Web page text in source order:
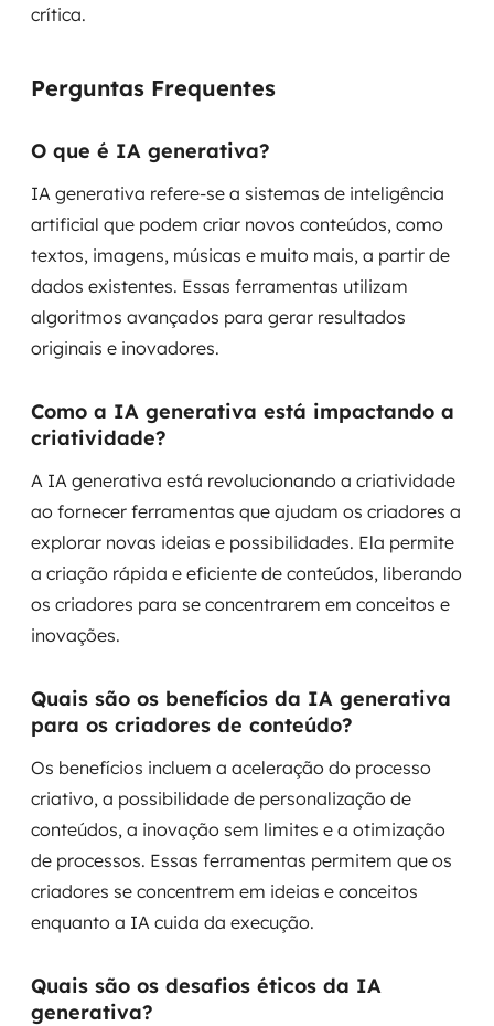
crítica.
Perguntas Frequentes
O que é IA generativa?
IA generativa refere-se a sistemas de inteligência
artificial que podem criar novos conteúdos, como
textos, imagens, músicas e muito mais, a partir de
dados existentes. Essas ferramentas utilizam
algoritmos avançados para gerar resultados
originais e inovadores.
Como a IA generativa está impactando a
criatividade?
A IA generativa está revolucionando a criatividade
ao fornecer ferramentas que ajudam os criadores a
explorar novas ideias e possibilidades. Ela permite
a criação rápida e eficiente de conteúdos, liberando
os criadores para se concentrarem em conceitos e
inovações.
Quais são os benefícios da IA generativa
para os criadores de conteúdo?
Os benefícios incluem a aceleração do processo
criativo, a possibilidade de personalização de
conteúdos, a inovação sem limites e a otimização
de processos. Essas ferramentas permitem que os
criadores se concentrem em ideias e conceitos
enquanto a IA cuida da execução.
Quais são os desafios éticos da IA
generativa?